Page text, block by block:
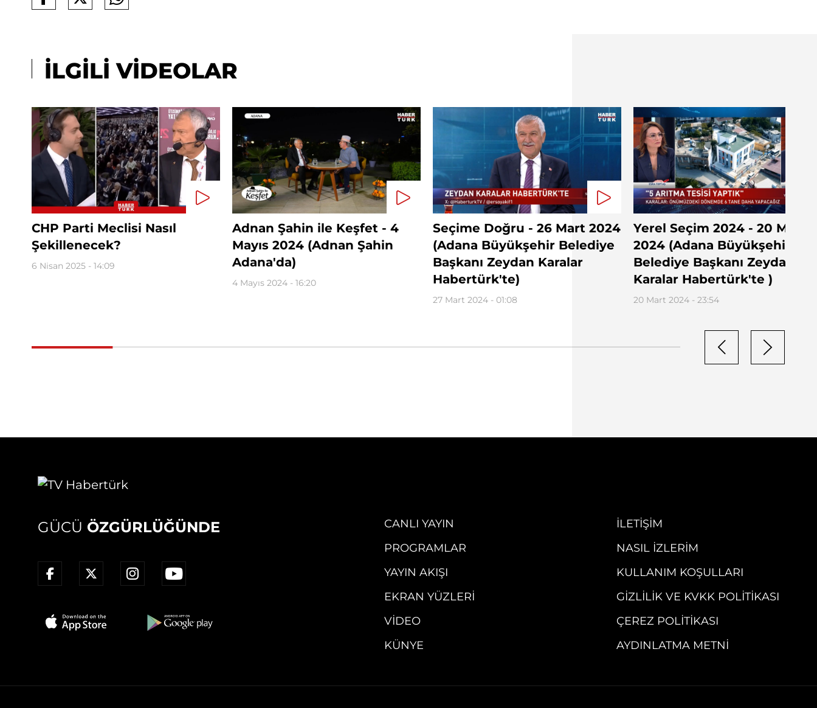
İLGİLİ VİDEOLAR
CHP Parti Meclisi Nasıl
Şekillenecek?
6 Nisan 2025 - 14:09
Adnan Şahin ile Keşfet - 4
Mayıs 2024 (Adnan Şahin
Adana'da)
4 Mayıs 2024 - 16:20
Seçime Doğru - 26 Mart 2024
(Adana Büyükşehir Belediye
Başkanı Zeydan Karalar
Habertürk'te)
27 Mart 2024 - 01:08
Yerel Seçim 2024 - 20 Mart
2024 (Adana Büyükşehir
Belediye Başkanı Zeydan
Karalar Habertürk'te )
20 Mart 2024 - 23:54
GÜCÜ ÖZGÜRLÜĞÜNDE
CANLI YAYIN
PROGRAMLAR
YAYIN AKIŞI
EKRAN YÜZLERI
VIDEO
KÜNYE
İLETIŞIM
NASIL İZLERIM
KULLANIM KOŞULLARI
GIZLILIK VE KVKK POLITIKASI
ÇEREZ POLITIKASI
AYDINLATMA METNI